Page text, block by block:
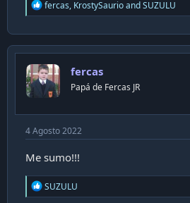
R
e
c
t
o
n
s
fercas, KrostySaurioandSUZULU
fercas
Papá de Fercas JR
4 Agosto 2022
Me sumo!!!
R
e
SUZULU